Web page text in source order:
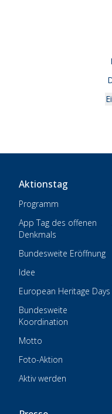
Aktionstag
Programm
App Tag des offenen
Denkmals
Bundesweite Eröffnung
Idee
European Heritage Days
Bundesweite
Koordination
Motto
Foto-Aktion
Aktiv werden